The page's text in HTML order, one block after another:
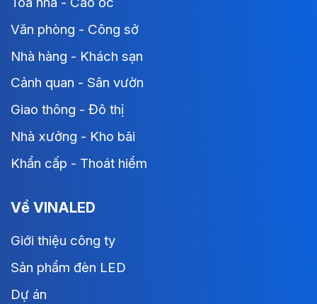
Văn phòng - Công sở
Nhà hàng - Khách sạn
Cảnh quan - Sân vườn
Giao thông - Đô thị
Nhà xưởng - Kho bãi
Khẩn cấp - Thoát hiểm
Về VINALED
Giới thiệu công ty
Sản phẩm đèn LED
Dự án